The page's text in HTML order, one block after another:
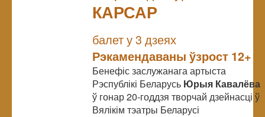
КАРСАР
балет у 3 дзеях
Рэкамендаваны ўзрост 12+
Бенефіс заслужанага артыста
Рэспублікі Беларусь Юрыя Кавалёва
ў гонар 20-годдзя творчай дзейнасці ў
Вялікім тэатры Беларусі